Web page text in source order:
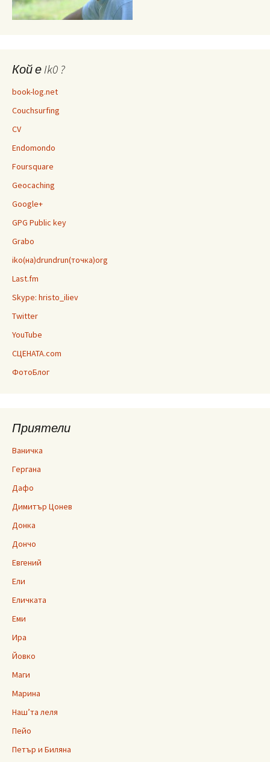
Кой е Ik0 ?
book-log.net
Couchsurfing
CV
Endomondo
Foursquare
Geocaching
Google+
GPG Public key
Grabo
iko(на)drundrun(точка)org
Last.fm
Skype: hristo_iliev
Twitter
YouTube
СЦЕНАТА.com
ФотоБлог
Приятели
Ваничка
Гергана
Дафо
Димитър Цонев
Донка
Дончо
Евгений
Ели
Еличката
Еми
Ира
Йовко
Маги
Марина
Наш’та леля
Пейо
Петър и Биляна